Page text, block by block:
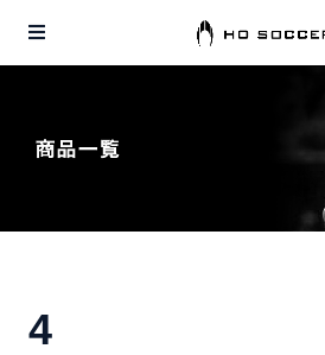
4